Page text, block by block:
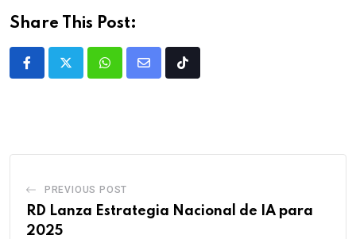
Share This Post:
PREVIOUS POST
RD Lanza Estrategia Nacional de IA para
2025